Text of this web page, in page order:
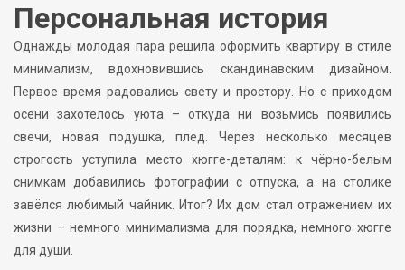
Персональная история
Однажды молодая пара решила оформить квартиру в стиле
минимализм, вдохновившись скандинавским дизайном.
Первое время радовались свету и простору. Но с приходом
осени захотелось уюта – откуда ни возьмись появились
свечи, новая подушка, плед. Через несколько месяцев
строгость уступила место хюгге-деталям: к чёрно-белым
снимкам добавились фотографии с отпуска, а на столике
завёлся любимый чайник. Итог? Их дом стал отражением их
жизни – немного минимализма для порядка, немного хюгге
для души.